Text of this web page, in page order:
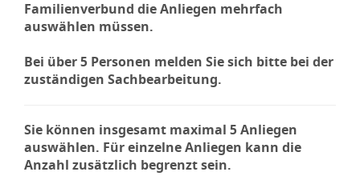
Familienverbund die Anliegen mehrfach
auswählen müssen.
Bei über 5 Personen melden Sie sich bitte bei der
zuständigen Sachbearbeitung.
Sie können insgesamt maximal 5 Anliegen
auswählen. Für einzelne Anliegen kann die
Anzahl zusätzlich begrenzt sein.